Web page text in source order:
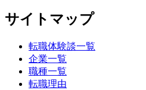
サイトマップ
転職体験談一覧
企業一覧
職種一覧
転職理由